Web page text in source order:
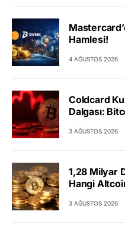
Hamlesi!
4 AĞUSTOS 2026
Coldcard
Dalgası:
3 AĞUSTOS 2026
1,28 Milyar
Hangi
3 AĞUSTOS 2026